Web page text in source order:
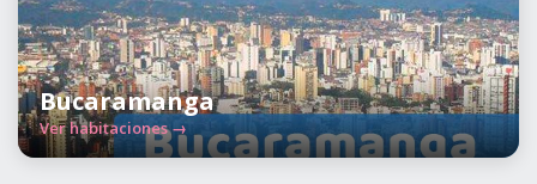
Bucaramanga
Ver habitaciones →